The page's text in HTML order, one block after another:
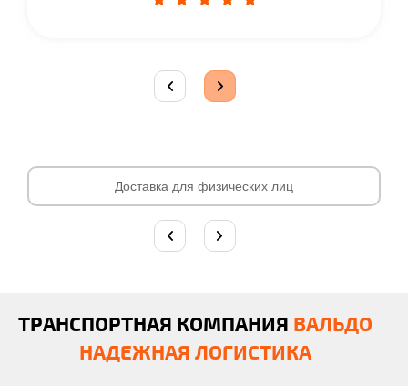
Доставка для физических лиц
ТРАНСПОРТНАЯ КОМПАНИЯ ВАЛЬДО
НАДЕЖНАЯ ЛОГИСТИКА